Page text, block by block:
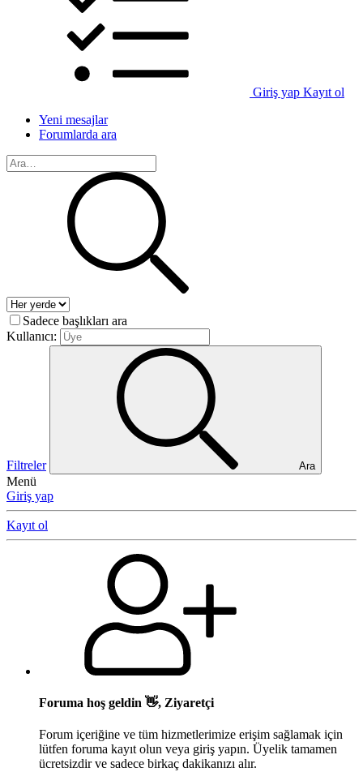
Giriş yap Kayıt ol
Yeni mesajlar
Forumlarda ara
Sadece başlıkları ara
Kullanıcı:
Filtreler Ara
Menü
Giriş yap
Kayıt ol
Foruma hoş geldin 👋, Ziyaretçi
Forum içeriğine ve tüm hizmetlerimize erişim sağlamak için
lütfen foruma kayıt olun veya giriş yapın. Üyelik tamamen
ücretsizdir ve sadece birkaç dakikanızı alır.